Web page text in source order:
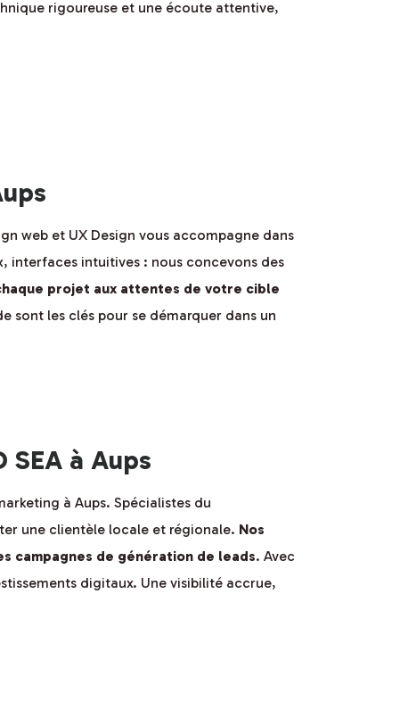
rigoureuse et une écoute attentive,
web et UX Design vous accompagne dans
interfaces intuitives : nous concevons des
projet aux attentes de votre cible
sont les clés pour se démarquer dans un
à Aups
à Aups. Spécialistes du
une clientèle locale et régionale. Nos
campagnes de génération de leads. Avec
digitaux. Une visibilité accrue,